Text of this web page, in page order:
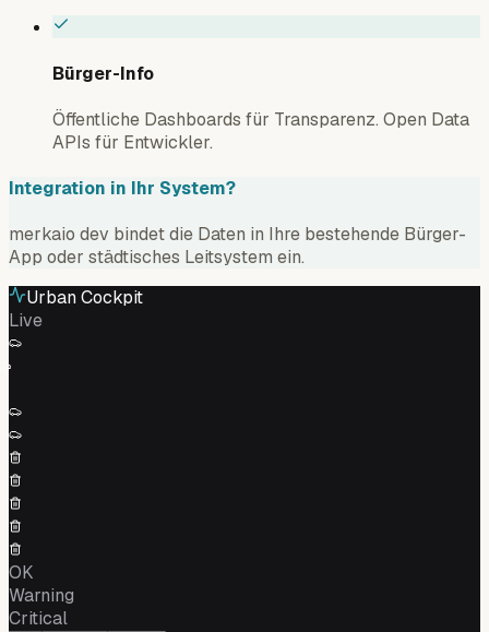
Bürger-Info
Öffentliche Dashboards für Transparenz. Open Data
APIs für Entwickler.
Integration in Ihr System?
merkaio dev bindet die Daten in Ihre bestehende Bürger-
App oder städtisches Leitsystem ein.
Urban Cockpit
Live
OK
Warning
Critical